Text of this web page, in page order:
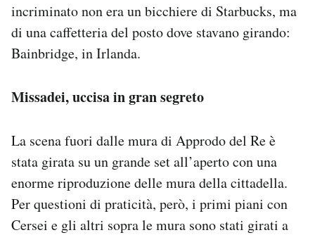
incriminato non era un bicchiere di Starbucks, ma
di una caffetteria del posto dove stavano girando:
Bainbridge, in Irlanda.
Missadei, uccisa in gran segreto
La scena fuori dalle mura di Approdo del Re è
stata girata su un grande set all’aperto con una
enorme riproduzione delle mura della cittadella.
Per questioni di praticità, però, i primi piani con
Cersei e gli altri sopra le mura sono stati girati a